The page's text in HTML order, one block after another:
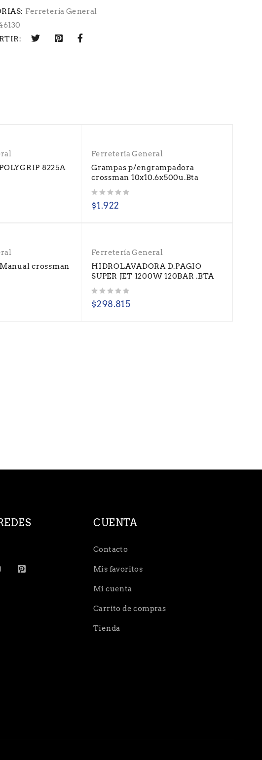
Ferretería General
8225A
Ferretería General
Grampas p/engrampadora
crossman 10x10.6x500u.Bta
$1.922
crossman
Ferretería General
HIDROLAVADORA D.PAGIO
SUPER JET 1200W 120BAR .BTA
$298.815
CUENTA
Contacto
Mis favoritos
Mi cuenta
Carrito de compras
Tienda